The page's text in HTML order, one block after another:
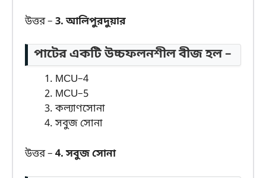
উত্তর – 3. আলিপুরদুয়ার
পাটের একটি উচ্চফলনশীল বীজ হল –
MCU–4
MCU–5
কল্যাণসোনা
সবুজ সোনা
উত্তর – 4. সবুজ সোনা